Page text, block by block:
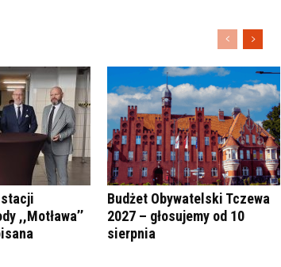
,,Motława’’
Budżet Obywatelski Tczewa
2027 – głosujemy od 10
sierpnia